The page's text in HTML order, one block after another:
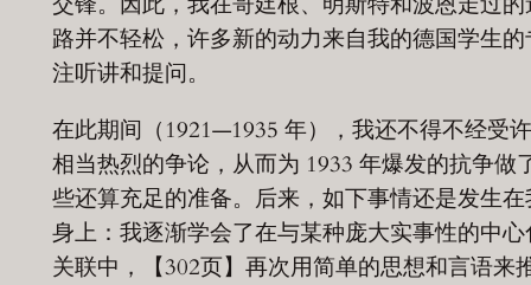
路并不轻松，许多新的动力来自我的德国学生的
注听讲和提问。
在此期间（1921—1935 年），我还不得不经受
相当热烈的争论，从而为 1933 年爆发的抗争做
些还算充足的准备。后来，如下事情还是发生在
身上：我逐渐学会了在与某种庞大实事性的中心
关联中，【302页】再次用简单的思想和言语来